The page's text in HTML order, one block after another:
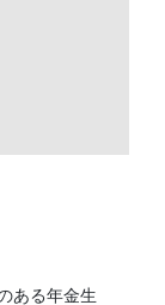
ある年金生